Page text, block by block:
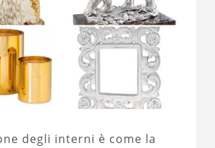
degli interni è come la